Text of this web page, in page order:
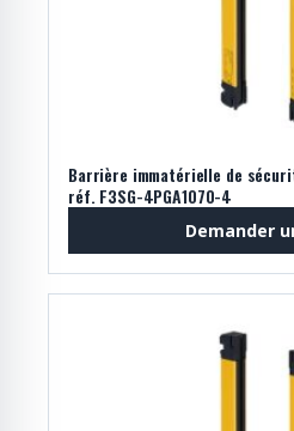
Barrière immatérielle de
réf. F3SG-4PGA1070-4
Demander